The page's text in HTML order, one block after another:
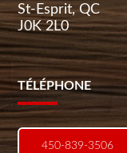
St-Esprit, QC
J0K 2L0
TÉLÉPHONE
450-839-3506